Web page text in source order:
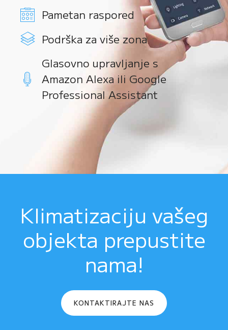
Pametan raspored
Podrška za više zona
Glasovno upravljanje s
Amazon Alexa ili Google
Professional Assistant
Klimatizaciju vašeg
objekta prepustite
nama!
KONTAKTIRAJTE NAS